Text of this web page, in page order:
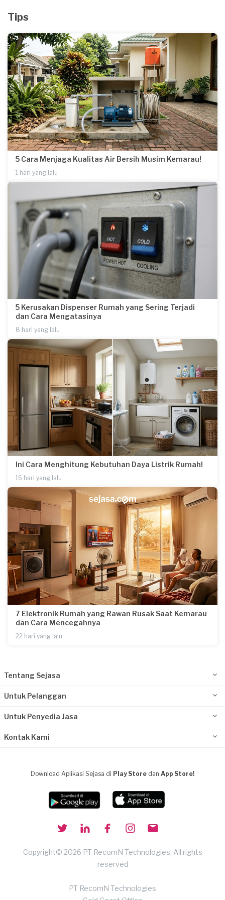
Tips
5 Cara Menjaga Kualitas Air Bersih Musim Kemarau!
1 hari yang lalu
5 Kerusakan Dispenser Rumah yang Sering Terjadi
dan Cara Mengatasinya
8 hari yang lalu
Ini Cara Menghitung Kebutuhan Daya Listrik Rumah!
16 hari yang lalu
7 Elektronik Rumah yang Rawan Rusak Saat Kemarau
dan Cara Mencegahnya
22 hari yang lalu
Tentang Sejasa
Untuk Pelanggan
Untuk Penyedia Jasa
Kontak Kami
Download Aplikasi Sejasa di Play Store dan App Store!
Copyright© 2026 PT RecomN Technologies, All rights
reserved
PT RecomN Technologies